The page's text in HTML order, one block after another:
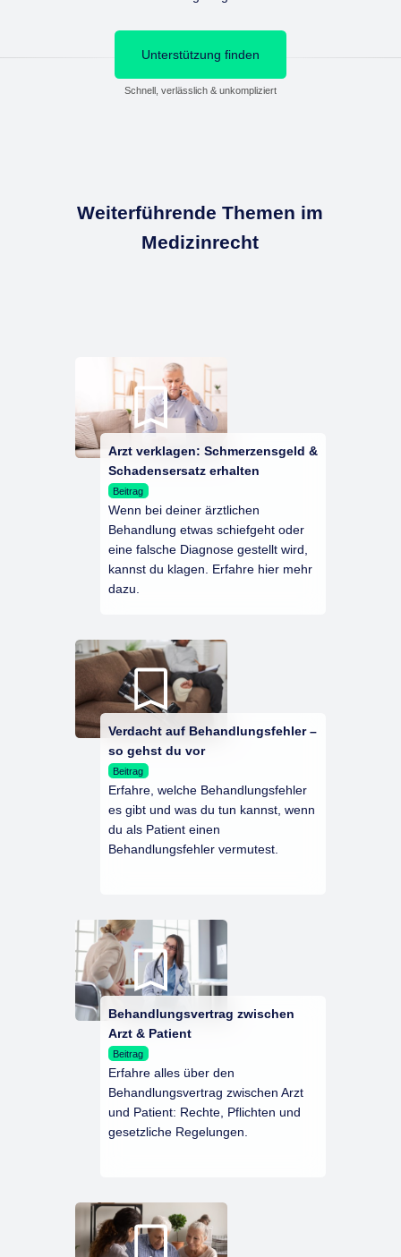
Unterstützung finden
Schnell, verlässlich & unkompliziert
Weiterführende Themen im
Medizinrecht
Arzt verklagen: Schmerzensgeld &
Schadensersatz erhalten
Beitrag
Wenn bei deiner ärztlichen
Behandlung etwas schiefgeht oder
eine falsche Diagnose gestellt wird,
kannst du klagen. Erfahre hier mehr
dazu.
Verdacht auf Behandlungsfehler –
so gehst du vor
Beitrag
Erfahre, welche Behandlungsfehler
es gibt und was du tun kannst, wenn
du als Patient einen
Behandlungsfehler vermutest.
Behandlungsvertrag zwischen
Arzt & Patient
Beitrag
Erfahre alles über den
Behandlungsvertrag zwischen Arzt
und Patient: Rechte, Pflichten und
gesetzliche Regelungen.